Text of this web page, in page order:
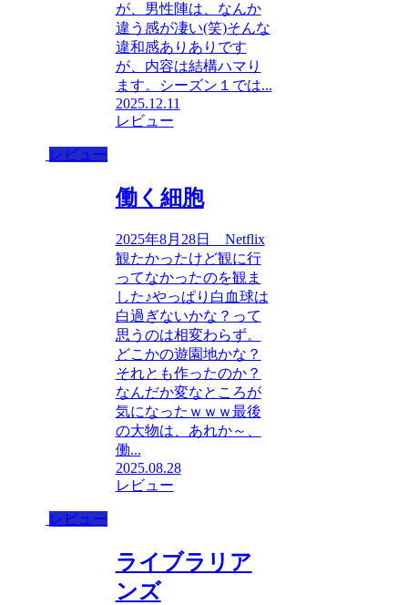
が、男性陣は、なんか
違う感が凄い(笑)そんな
違和感ありありです
が、内容は結構ハマり
ます。シーズン１では...
2025.12.11
レビュー
レビュー
働く細胞
2025年8月28日 Netflix
観たかったけど観に行
ってなかったのを観ま
した♪やっぱり白血球は
白過ぎないかな？って
思うのは相変わらず。
どこかの遊園地かな？
それとも作ったのか？
なんだか変なところが
気になったｗｗｗ最後
の大物は、あれか～、
働...
2025.08.28
レビュー
レビュー
ライブラリア
ンズ